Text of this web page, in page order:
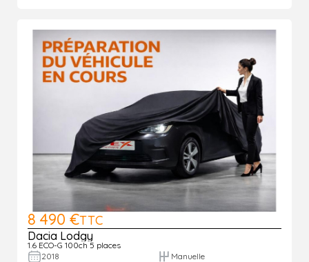
8 490 €TTC
Dacia Lodgy
1.6 ECO-G 100ch 5 places
2018
Manuelle